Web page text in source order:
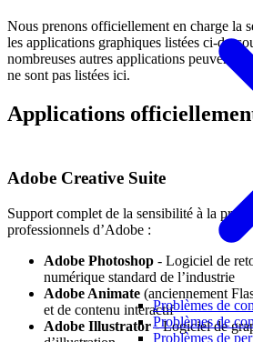
Problèmes de
Problèmes de
Problèmes de
Nous prenons officiellement en charge la
les applications graphiques listées ci-
nombreuses autres applications peuvent
ne sont pas listées ici.
Applications
Adobe Creative Suite
Support complet de la sensibilité à la
professionnels d’Adobe :
Adobe Photoshop - Logiciel de
numérique standard de l’industrie
Adobe Animate (anciennement
et de contenu interactif
Adobe Illustrator- Logiciel de